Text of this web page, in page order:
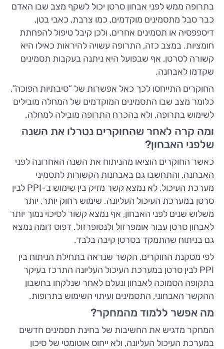
בתרופה ממש לפני אבחון סרטן יכול לשקף מצב שבו האדם
כבר סבל מתסמינים מוקדמים, כמו צרבת, כאבי בטן,
דיספפסיה או תסמינים אחרים, ולכן קיבל טיפול להפחתת
חומציות. במצב כזה, התרופה עשויה להיראות כאילו היא
קשורה לסרטן, אף שבפועל היא ניתנה בעקבות תסמינים
שקדמו לאבחנה.
החוקרים התייחסו לכך כאל אפשרות של “סיבתיות הפוכה”,
כלומר מצב שבו התסמינים המוקדמים של המחלה מובילים
לשימוש בתרופה, ולא בהכרח התרופה מובילה למחלה.
ומה קרה לאחר שהחוקרים נטרלו את השנה
שלפני האבחון?
כאשר החוקרים הוציאו מהניתוח את השנה האחרונה לפני
האבחנה, והתחשבו גם באבחנות הקשורות לתסמיני
מערכת העיכול, לא נמצא קשר מזיק בין שימוש ב-PPI לבין
סרטן במערכת העיכול העליונה. שימוש רחוק יותר, יותר
משלוש שנים לפני האבחון, אף נמצא קשור לסיכוי נמוך יותר
לאבחון סרטן עבור אומפרזול ולנסופרזול. דפוס דומה נמצא
גם בניתוח שהתמקד בסרטן קיבה בלבד.
לפי מסקנת החוקרים, הקשר שנראה בתחילת הניתוח בין
PPI לבין סרטן במערכת העיכול העליונה התרכז בעיקר
בתקופה הסמוכה לאבחון ונעלם לאחר שנלקחו בחשבון
ההקשר האבחוני, התסמינים ועיתוי השימוש בתרופות.
מה אפשר ללמוד מהמחקר?
המחקר מדגיש את החשיבות של בחינת תסמינים חדשים
במערכת העיכול העליונה, ולא ייחוס אוטומטי של סיכון